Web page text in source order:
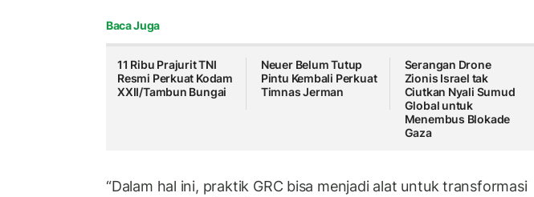
Baca Juga
11 Ribu Prajurit TNI
Resmi Perkuat Kodam
XXII/Tambun Bungai
Neuer Belum Tutup
Pintu Kembali Perkuat
Timnas Jerman
Serangan Drone
Zionis Israel tak
Ciutkan Nyali Sumud
Global untuk
Menembus Blokade
Gaza
“Dalam hal ini, praktik GRC bisa menjadi alat untuk transformasi